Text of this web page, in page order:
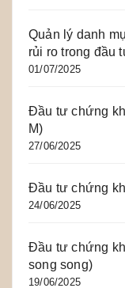
Quản lý danh
rủi ro trong đầu
01/07/2025
Đầu tư chứng
M)
27/06/2025
Đầu tư chứng
24/06/2025
Đầu tư chứng
song song)
19/06/2025